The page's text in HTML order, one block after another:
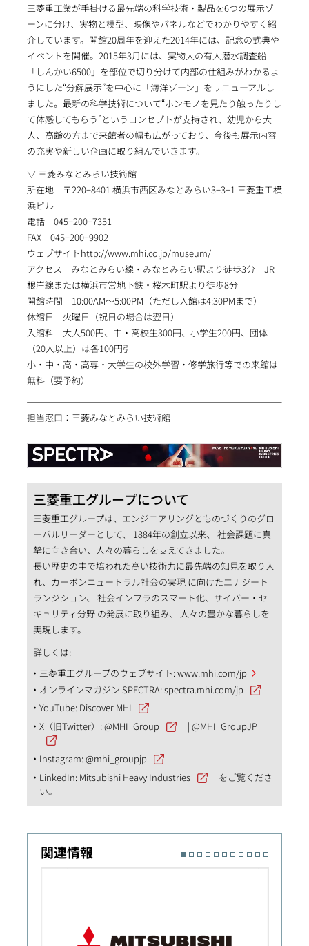
三菱重工業が手掛ける最先端の科学技術・製品を6つの展示ゾ
ーンに分け、実物と模型、映像やパネルなどでわかりやすく紹
介しています。開館20周年を迎えた2014年には、記念の式典や
イベントを開催。2015年3月には、実物大の有人潜水調査船
「しんかい6500」を部位で切り分けて内部の仕組みがわかるよ
うにした“分解展示”を中心に「海洋ゾーン」をリニューアルし
ました。最新の科学技術について“ホンモノを見たり触ったりし
て体感してもらう”というコンセプトが支持され、幼児から大
人、高齢の方まで来館者の幅も広がっており、今後も展示内容
の充実や新しい企画に取り組んでいきます。
▽ 三菱みなとみらい技術館
所在地 〒220−8401 横浜市西区みなとみらい3−3−1 三菱重工横
浜ビル
電話 045−200−7351
FAX 045−200−9902
ウェブサイトhttp://www.mhi.co.jp/museum/
アクセス みなとみらい線・みなとみらい駅より徒歩3分 JR
根岸線または横浜市営地下鉄・桜木町駅より徒歩8分
開館時間 10:00AM～5:00PM（ただし入館は4:30PMまで）
休館日 火曜日（祝日の場合は翌日）
入館料 大人500円、中・高校生300円、小学生200円、団体
（20人以上）は各100円引
小・中・高・高専・大学生の校外学習・修学旅行等での来館は
無料（要予約）
担当窓口：三菱みなとみらい技術館
三菱重工グループについて
三菱重工グループは、エンジニアリングとものづくりのグロ
ーバルリーダーとして、 1884年の創立以来、 社会課題に真
摯に向き合い、人々の暮らしを支えてきました。
長い歴史の中で培われた高い技術力に最先端の知見を取り入
れ、カーボンニュートラル社会の実現 に向けたエナジート
ランジション、 社会インフラのスマート化、サイバー・セ
キュリティ分野 の発展に取り組み、 人々の豊かな暮らしを
実現します。
詳しくは:
三菱重工グループのウェブサイト:www.mhi.com/jp
オンラインマガジン SPECTRA:spectra.mhi.com/jp
YouTube: Discover MHI
X（旧Twitter）:@MHI_Group |@MHI_GroupJP
Instagram:@mhi_groupjp
LinkedIn: Mitsubishi Heavy Industries
をご覧くださ
い。
関連情報